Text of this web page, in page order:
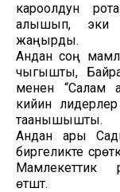
кароолдун
алышып, эки
жаңырды.
Андан соң
чыгышты,
менен “Салам
кийин
таанышышты.
Андан ары
биргеликте
Мамлекеттик
өтүштү.